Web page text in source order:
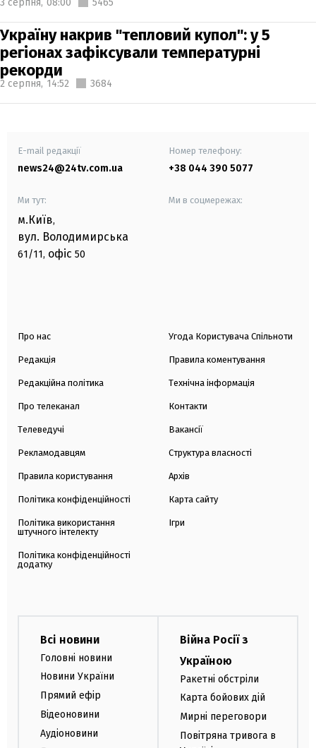
Україну накрив "тепловий купол": у 5
регіонах зафіксували температурні
рекорди
2 серпня, 14:52 3684
E-mail редакції
news24@24tv.com.ua
Номер телефону:
+38 044 390 5077
Ми тут:
м.Київ,
вул. Володимирська
61/11, офіс 50
Ми в соцмережах:
Про нас
Редакція
Редакційна політика
Про телеканал
Телеведучі
Рекламодавцям
Правила користування
Політика конфіденційності
Політика використання
штучного інтелекту
Політика конфіденційності
додатку
Угода Користувача Спільноти
Правила коментування
Технічна інформація
Контакти
Вакансії
Структура власності
Архів
Карта сайту
Ігри
Всі новини
Головні новини
Новини України
Прямий ефір
Відеоновини
Аудіоновини
Війна Росії з
Україною
Ракетні обстріли
Карта бойових дій
Мирні переговори
Повітряна тривога в